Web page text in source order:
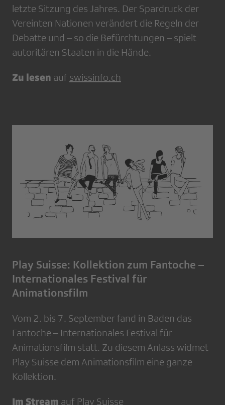
letzte Sitzung des Jahres. Der Spardruck der
Vereinten Nationen verändert die Regeln der
Debatte und – so die Befürchtungen – spielt
autoritären Staaten in die Hände.
Zu lesen auf swissinfo.ch
Play Suisse: Kollektion zum Fantoche –
Internationales Festival für
Animationsfilm
Vom 2. bis 7. September fand in Baden das
Fantoche – Internationales Festival für
Animationsfilm statt. Zu diesem Anlass widmet
Play Suisse dem Animationsfilm eine ganze
Kollektion.
Im Stream auf Play Suisse